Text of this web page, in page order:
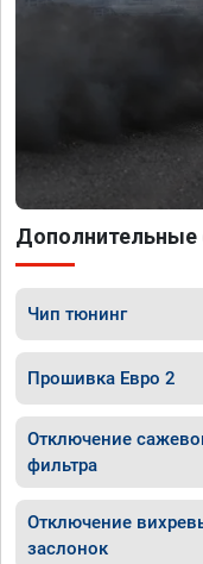
Дополнительные
Чип тюнинг
Прошивка Евро 2
Отключение
фильтра
Отключение
заслонок